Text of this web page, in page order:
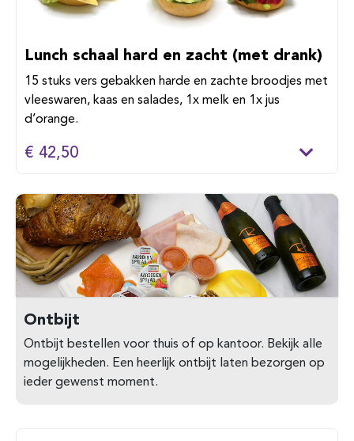
Lunch schaal hard en zacht (met drank)
15 stuks vers gebakken harde en zachte broodjes met
vleeswaren, kaas en salades, 1x melk en 1x jus
d’orange.
€ 42,50
Ontbijt
Ontbijt bestellen voor thuis of op kantoor. Bekijk alle
mogelijkheden. Een heerlijk ontbijt laten bezorgen op
ieder gewenst moment.